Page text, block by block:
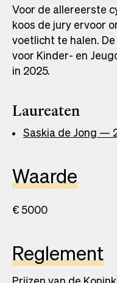
Voor de allereerste
koos de jury ervoor
voetlicht te halen.
voor Kinder- en
in 2025.
Laureaten
Saskia de Jong —
Waarde
€ 5000
Reglement